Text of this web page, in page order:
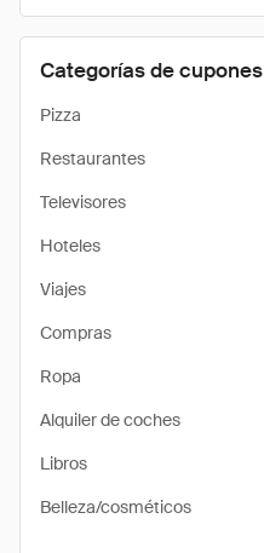
Categorías de cupones
Pizza
Restaurantes
Televisores
Hoteles
Viajes
Compras
Ropa
Alquiler de coches
Libros
Belleza/cosméticos